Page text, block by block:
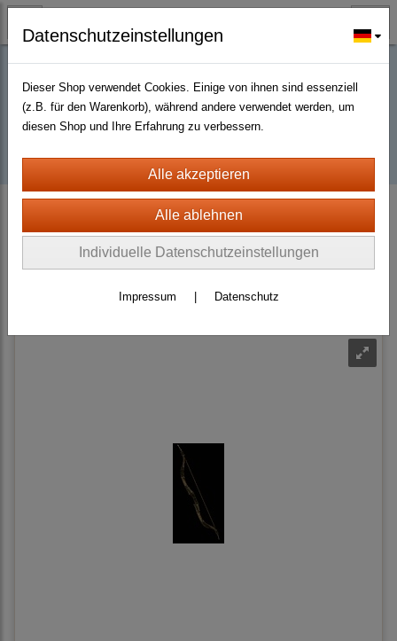
Buy D2R items | Diablo 2 Resurrected |
D2km
D2 Resurrected + ROTW Softcore Ladder Season 14 (PC - PS4/5)
Sortierung wählen
Datenschutzeinstellungen
Dieser Shop verwendet Cookies. Einige von ihnen sind essenziell
(z.B. für den Warenkorb), während andere verwendet werden, um
diesen Shop und Ihre Erfahrung zu verbessern.
Individuelle Datenschutzeinstellungen
Impressum Datenschutz